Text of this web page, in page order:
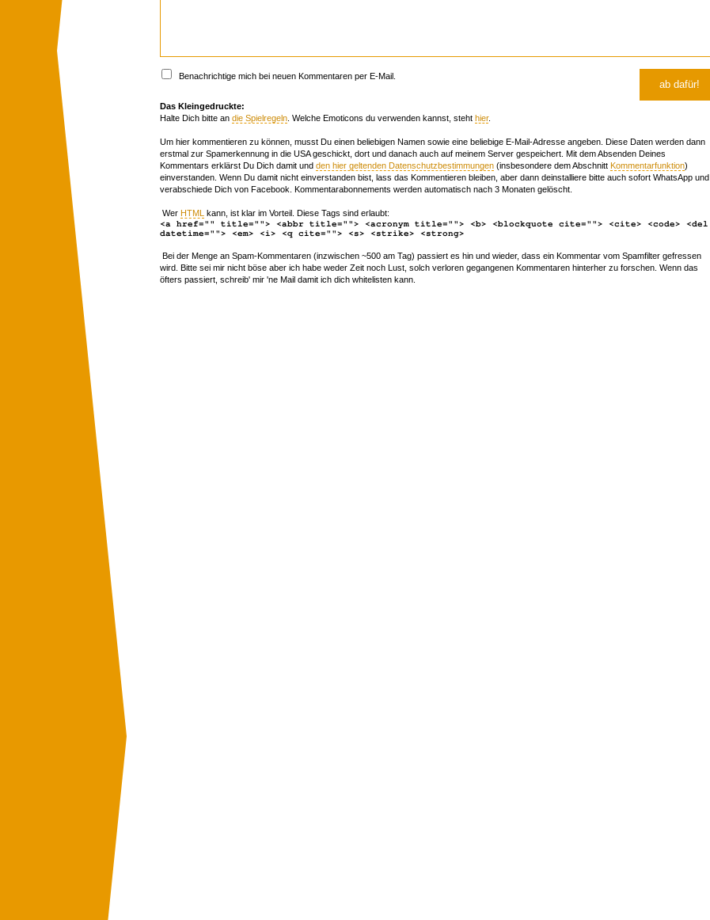
Benachrichtige mich bei neuen Kommentaren per E-Mail.
Das Kleingedruckte:
Halte Dich bitte an die Spielregeln . Welche Emoticons du verwenden kannst, steht hier.
Um hier kommentieren zu können, musst Du einen beliebigen Namen sowie eine beliebige E-Mail-Adresse angeben. Diese Daten werden dann
erstmal zur Spamerkennung in die USA geschickt, dort und danach auch auf meinem Server gespeichert. Mit dem Absenden Deines
Kommentars erklärst Du Dich damit und den hier geltenden Datenschutzbestimmungen (insbesondere dem Abschnitt Kommentarfunktion)
einverstanden. Wenn Du damit nicht einverstanden bist, lass das Kommentieren bleiben, aber dann deinstalliere bitte auch sofort WhatsApp und
verabschiede Dich von Facebook. Kommentarabonnements werden automatisch nach 3 Monaten gelöscht.
Wer HTML kann, ist klar im Vorteil. Diese Tags sind erlaubt:
<a href="" title=""> <abbr title=""> <acronym title=""> <b> <blockquote cite=""> <cite> <code> <del
datetime=""> <em> <i> <q cite=""> <s> <strike> <strong>
Bei der Menge an Spam-Kommentaren (inzwischen ~500 am Tag) passiert es hin und wieder, dass ein Kommentar vom Spamfilter gefressen
wird. Bitte sei mir nicht böse aber ich habe weder Zeit noch Lust, solch verloren gegangenen Kommentaren hinterher zu forschen. Wenn das
öfters passiert, schreib' mir 'ne Mail damit ich dich whitelisten kann.